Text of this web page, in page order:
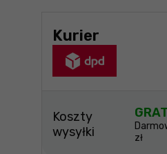
Kurier
Koszty
wysyłki
zł